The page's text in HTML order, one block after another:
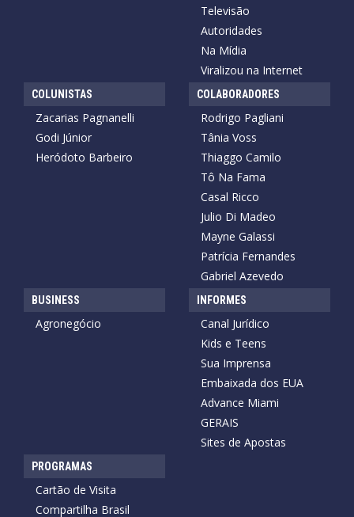
Televisão
Autoridades
Na Mídia
Viralizou na Internet
COLUNISTAS
Zacarias Pagnanelli
Godi Júnior
Heródoto Barbeiro
COLABORADORES
Rodrigo Pagliani
Tânia Voss
Thiaggo Camilo
Tô Na Fama
Casal Ricco
Julio Di Madeo
Mayne Galassi
Patrícia Fernandes
Gabriel Azevedo
BUSINESS
Agronegócio
INFORMES
Canal Jurídico
Kids e Teens
Sua Imprensa
Embaixada dos EUA
Advance Miami
GERAIS
Sites de Apostas
PROGRAMAS
Cartão de Visita
Compartilha Brasil